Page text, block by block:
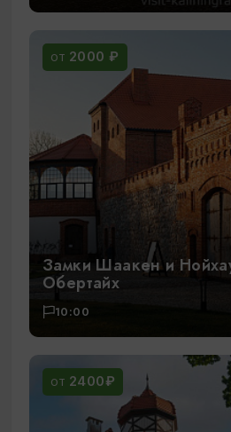
ОТ 2000 ₽
Замки Шаакен и
Обертайх
10:00
ОТ 2400₽